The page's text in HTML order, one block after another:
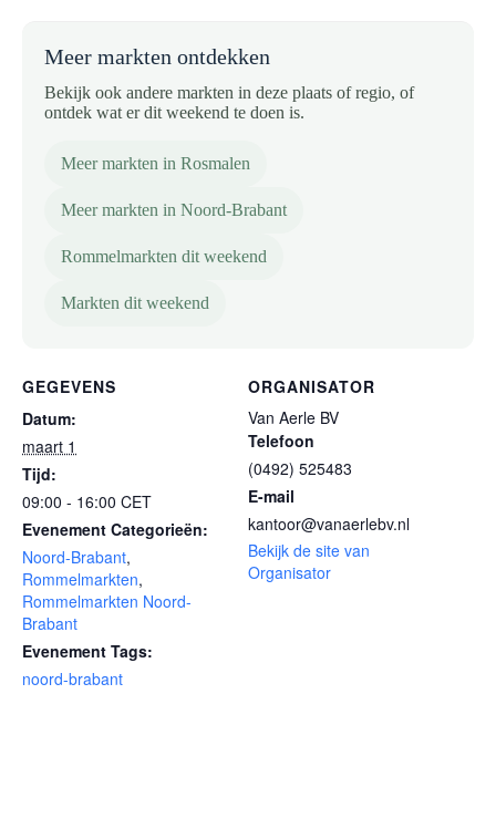
Meer markten ontdekken
Bekijk ook andere markten in deze plaats of regio, of
ontdek wat er dit weekend te doen is.
Meer markten in Rosmalen
Meer markten in Noord-Brabant
Rommelmarkten dit weekend
Markten dit weekend
GEGEVENS
Datum:
maart 1
Tijd:
09:00 - 16:00 CET
Evenement Categorieën:
Noord-Brabant,
Rommelmarkten,
Rommelmarkten Noord-
Brabant
Evenement Tags:
noord-brabant
ORGANISATOR
Van Aerle BV
Telefoon
(0492) 525483
E-mail
kantoor@vanaerlebv.nl
Bekijk de site van
Organisator